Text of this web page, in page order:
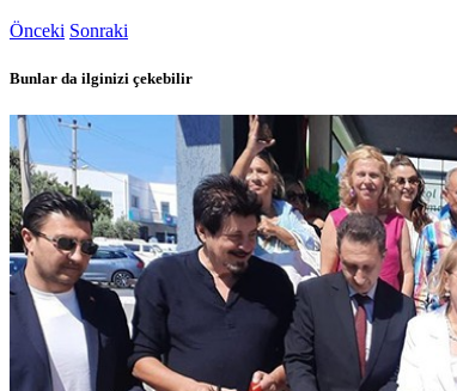
Önceki Sonraki
Bunlar da ilginizi çekebilir